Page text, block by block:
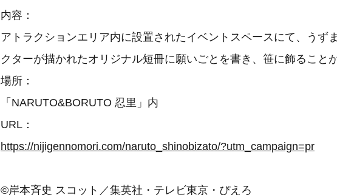
内容：
アトラクションエリア内に設置されたイベントスペースにて、うず
クターが描かれたオリジナル短冊に願いごとを書き、笹に飾ること
場所：
「NARUTO&BORUTO 忍里」内
URL：
https://nijigennomori.com/naruto_shinobizato/?utm_campaign=pr
©岸本斉史 スコット／集英社・テレビ東京・ぴえろ